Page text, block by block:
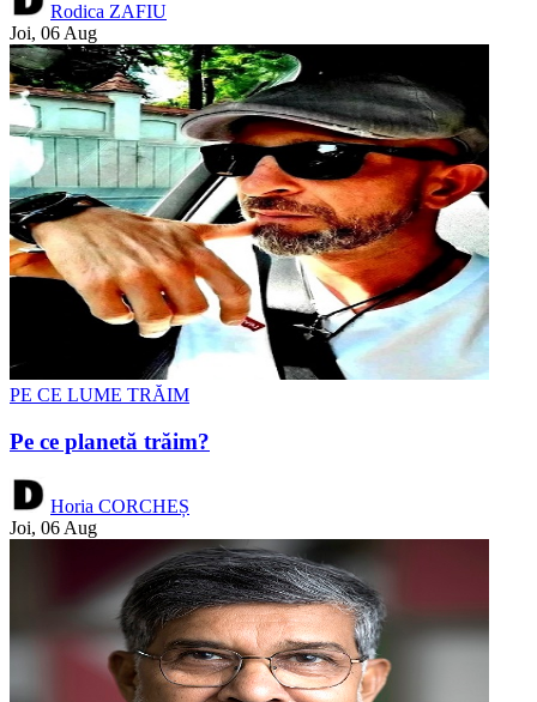
Rodica ZAFIU
Joi, 06 Aug
PE CE LUME TRĂIM
Pe ce planetă trăim?
Horia CORCHEȘ
Joi, 06 Aug